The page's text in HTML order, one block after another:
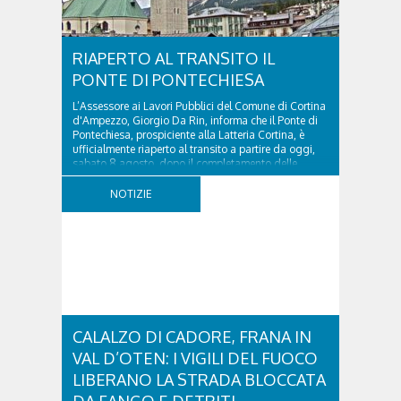
RIAPERTO AL TRANSITO IL
PONTE DI PONTECHIESA
L’Assessore ai Lavori Pubblici del Comune di Cortina
d'Ampezzo, Giorgio Da Rin, informa che il Ponte di
Pontechiesa, prospiciente alla Latteria Cortina, è
ufficialmente riaperto al transito a partire da oggi,
sabato 8 agosto, dopo il completamento delle
verifiche e il positivo collaudo...
NOTIZIE
CALALZO DI CADORE, FRANA IN
VAL D’OTEN: I VIGILI DEL FUOCO
LIBERANO LA STRADA BLOCCATA